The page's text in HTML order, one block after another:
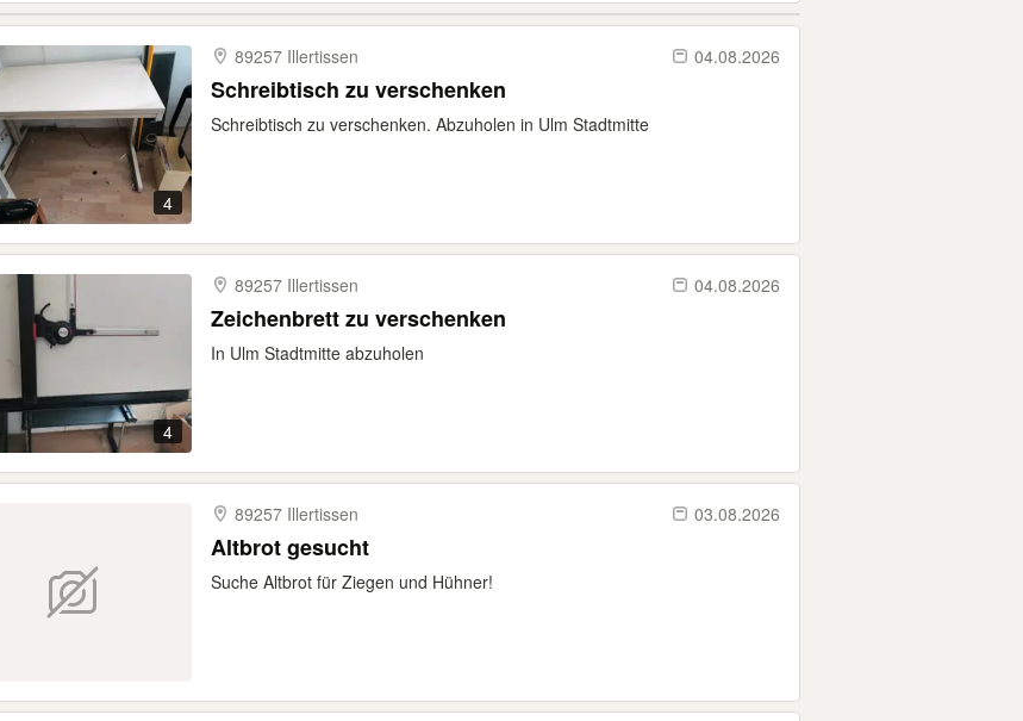
4
89257 Illertissen 04.08.2026
Schreibtisch zu verschenken
Schreibtisch zu verschenken. Abzuholen in Ulm Stadtmitte
4
89257 Illertissen 04.08.2026
Zeichenbrett zu verschenken
In Ulm Stadtmitte abzuholen
89257 Illertissen 03.08.2026
Altbrot gesucht
Suche Altbrot für Ziegen und Hühner!